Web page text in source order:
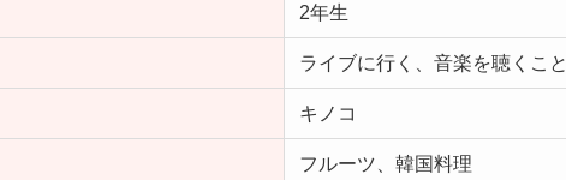
2年生
ライブに行く、音楽を聴くこと
キノコ
フルーツ、韓国料理